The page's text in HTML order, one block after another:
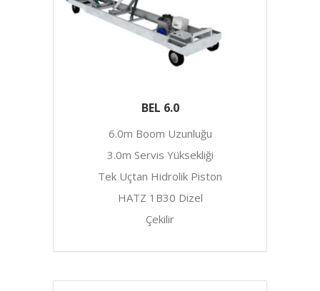
BEL 6.0
6.0m Boom Uzunluğu
3.0m Servis Yüksekliği
Tek Uçtan Hidrolik Piston
HATZ 1B30 Dizel
Çekilir